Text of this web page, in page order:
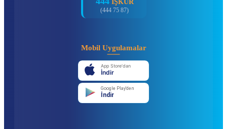
İŞKUR
(444 75 87)
Mobil Uygulamalar
App Store'dan
İndir
Google Play'den
İndir